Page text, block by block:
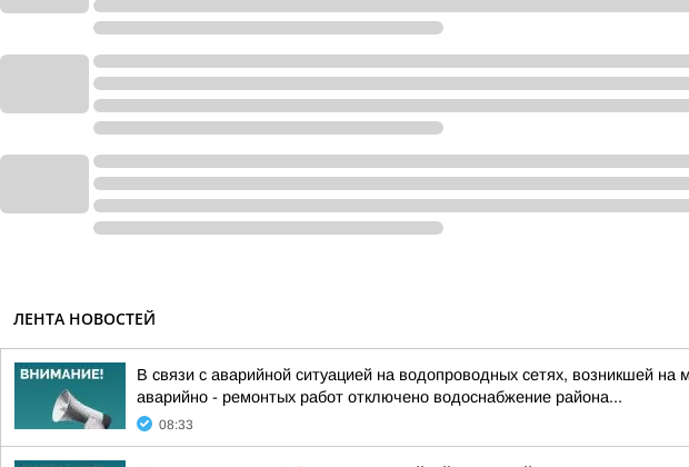
ЛЕНТА НОВОСТЕЙ
В связи с аварийной ситуацией на водопроводных сетях, возникшей
аварийно - ремонтых работ отключено водоснабжение района...
08:33